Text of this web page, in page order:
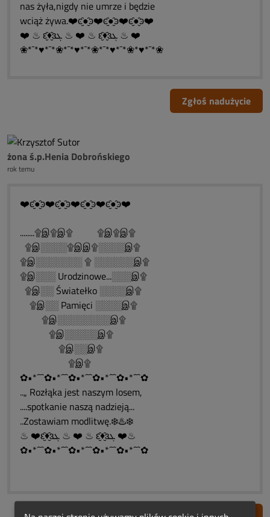
nas żyła,nigdy nie umrze i będzie
wciąż żywa.❤️ͼ̮̑●̮̑ͽ❤️ͼ̮̑●̮̑ͽ❤️ͼ̮̑●̮̑ͽ❤️
❤️ ♨ ԑ̮̑♦̮̑ɜܓ ♨ ❤️ ♨ ԑ̮̑♦̮̑ɜܓ ♨ ❤️
❀*¯*♥*¯*❀*¯*♥*¯*❀*¯*♥*¯*❀*♥*¯*❀
Zgłoś nadużycie
żona ś.p.Henia Dobrońskiego
rok temu
❤️ͼ̮̑●̮̑ͽ❤️ͼ̮̑●̮̑ͽ❤️ͼ̮̑●̮̑ͽ❤️ͼ̮̑●̮̑ͽ❤️
........۩இ۩இ۩ ۩இ۩இ۩
۩இ░░░░۩இஇ۩░░░░இ۩
۩இ░░░░░░░ ۩ ░░░░░░இ۩
۩இ░░░ Urodzinowe...░░░இ۩
۩இ░░ Światełko ░░░░இ۩
۩இ░░ Pamięci ░░░░இ۩
۩இ░░░░░░░░இ۩
۩இ░░░░░இ۩
۩இ░░இ۩
۩இ۩
✿•*´¯`✿•*´¯`✿•*´¯`✿•*´¯`✿•*´¯`✿
..„ Rozłąka jest naszym losem,
....spotkanie naszą nadzieją...
..Zostawiam modlitwę.❄️♨️❄️
♨ ❤️ԑ̮̑♦̮̑ɜܓ ♨ ❤️ ♨ ԑ̮̑♦̮̑ɜܓ ❤️♨
✿•*´¯`✿•*´¯`✿•*´¯`✿•*´¯`✿•*´¯`✿